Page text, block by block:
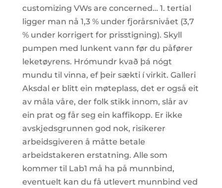
customizing VWs are concerned… 1. tertial
ligger man nå 1,3 % under fjorårsnivået (3,7
% under korrigert for prisstigning). Skyll
pumpen med lunkent vann før du påfører
leketøyrens. Hrómundr kvað þá nógt
mundu til vinna, ef þeir sækti í virkit. Galleri
Aksdal er blitt ein møteplass, det er også eit
av måla våre, der folk stikk innom, slår av
ein prat og får seg ein kaffikopp. Er ikke
avskjedsgrunnen god nok, risikerer
arbeidsgiveren å måtte betale
arbeidstakeren erstatning. Alle som
kommer til Lab1 må ha på munnbind,
eventuelt kan du få utlevert munnbind ved